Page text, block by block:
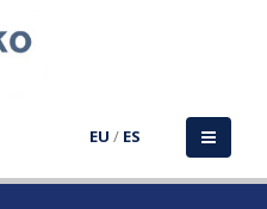
EU / ES